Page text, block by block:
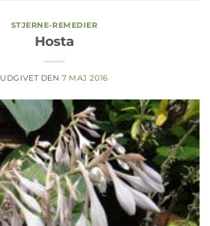
STJERNE-REMEDIER
Hosta
UDGIVET DEN7 MAJ 2016